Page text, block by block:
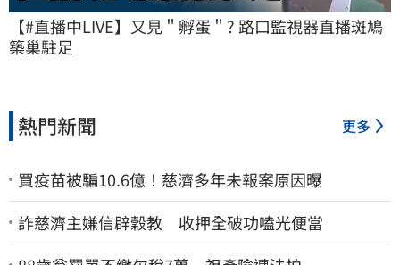
【#直播中LIVE】又見＂孵蛋＂? 路口監視器直播斑鳩
築巢駐足
熱門新聞 更多
買疫苗被騙10.6億！慈濟多年未報案原因曝
詐慈濟主嫌信辟穀教 收押全破功嗑光便當